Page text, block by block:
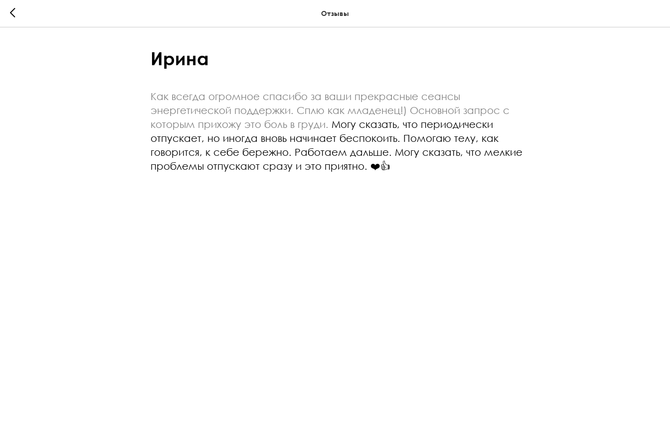
Отзывы
Ирина
Как всегда огромное спасибо за ваши прекрасные сеансы
энергетической поддержки. Сплю как младенец!) Основной запрос с
которым прихожу это боль в груди. Могу сказать, что периодически
отпускает, но иногда вновь начинает беспокоить. Помогаю телу, как
говорится, к себе бережно. Работаем дальше. Могу сказать, что мелкие
проблемы отпускают сразу и это приятно. ❤️👍